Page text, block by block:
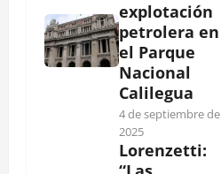
explotación
petrolera en
el Parque
Nacional
Calilegua
4 de septiembre de
2025
Lorenzetti: